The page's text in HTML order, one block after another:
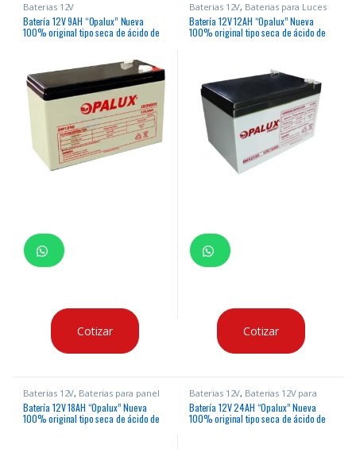
Baterias 12V
Batería 12V 9AH “Opalux” Nueva
100% original tipo seca de ácido de
Cotizar
Baterias 12V, Baterias para Luces
de Emergencia ,Baterias para
panel de incendio
Batería 12V 12AH “Opalux” Nueva
100% original tipo seca de ácido de
Cotizar
Baterias 12V, Baterias para panel
de incendio
Batería 12V 18AH “Opalux” Nueva
100% original tipo seca de ácido de
Baterias 12V, Baterias 12V para
Paneles Solares ,Baterias para
panel de incendio
Batería 12V 24AH “Opalux” Nueva
100% original tipo seca de ácido de